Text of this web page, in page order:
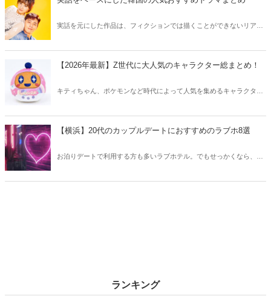
実話を元にした作品は、フィクションでは描くことができないリアル
【2026年最新】Z世代に大人気のキャラクター総まとめ！
キティちゃん、ポケモンなど時代によって人気を集めるキャラクター
クしてみましょう。
【横浜】20代のカップルデートにおすすめのラブホ8選
お泊りデートで利用する方も多いラブホテル。でもせっかくなら、キ
ランキング